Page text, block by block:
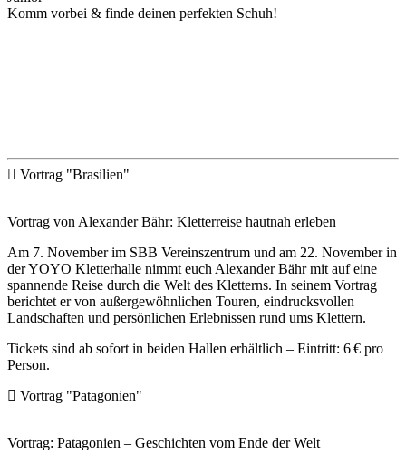
Komm vorbei & finde deinen perfekten Schuh!
Vortrag "Brasilien"
Vortrag von Alexander Bähr: Kletterreise hautnah erleben
Am 7. November im SBB Vereinszentrum und am 22. November in
derYOYO Kletterhalle nimmt euch Alexander Bähr mit auf eine
spannende Reise durch die Welt des Kletterns. In seinem Vortrag
berichtet er von außergewöhnlichen Touren, eindrucksvollen
Landschaften und persönlichen Erlebnissen rund ums Klettern.
Tickets sind ab sofort in beiden Hallen erhältlich – Eintritt: 6 € pro
Person.
Vortrag "Patagonien"
Vortrag: Patagonien – Geschichten vom Ende der Welt